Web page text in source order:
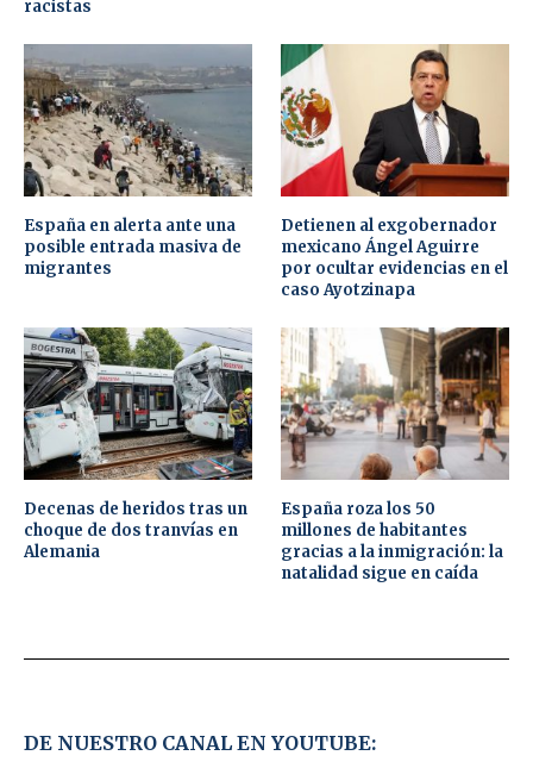
racistas
España en alerta ante una
posible entrada masiva de
migrantes
Detienen al exgobernador
mexicano Ángel Aguirre
por ocultar evidencias en el
caso Ayotzinapa
Decenas de heridos tras un
choque de dos tranvías en
Alemania
España roza los 50
millones de habitantes
gracias a la inmigración: la
natalidad sigue en caída
DE NUESTRO CANAL EN YOUTUBE: